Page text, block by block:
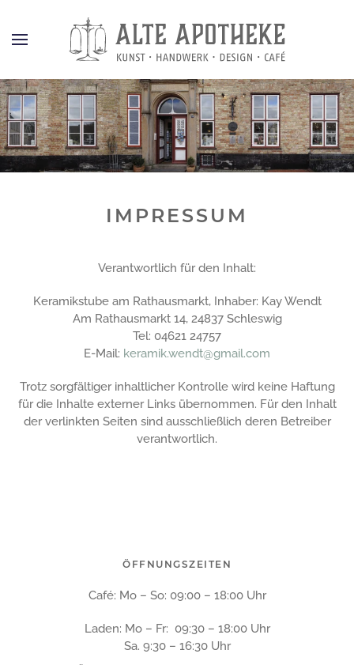
IMPRESSUM
Verantwortlich für den Inhalt:
Keramikstube am Rathausmarkt, Inhaber: Kay Wendt
Am Rathausmarkt 14, 24837 Schleswig
Tel: 04621 24757
E-Mail: keramik.wendt@gmail.com
Trotz sorgfältiger inhaltlicher Kontrolle wird keine Haftung
für die Inhalte externer Links übernommen. Für den Inhalt
der verlinkten Seiten sind ausschließlich deren Betreiber
verantwortlich.
ÖFFNUNGSZEITEN
Café: Mo – So: 09:00 – 18:00 Uhr
Laden: Mo – Fr: 09:30 – 18:00 Uhr
Sa. 9:30 – 16:30 Uhr